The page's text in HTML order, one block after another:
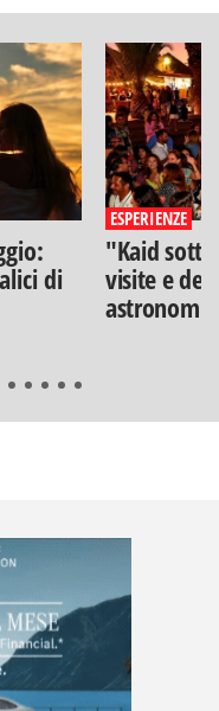
di
ESPERIENZE
"Kaid
visite e
astronomia